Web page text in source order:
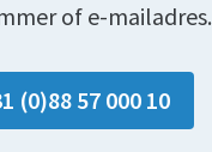
of e-mailadres.
(0)88 57 000 10